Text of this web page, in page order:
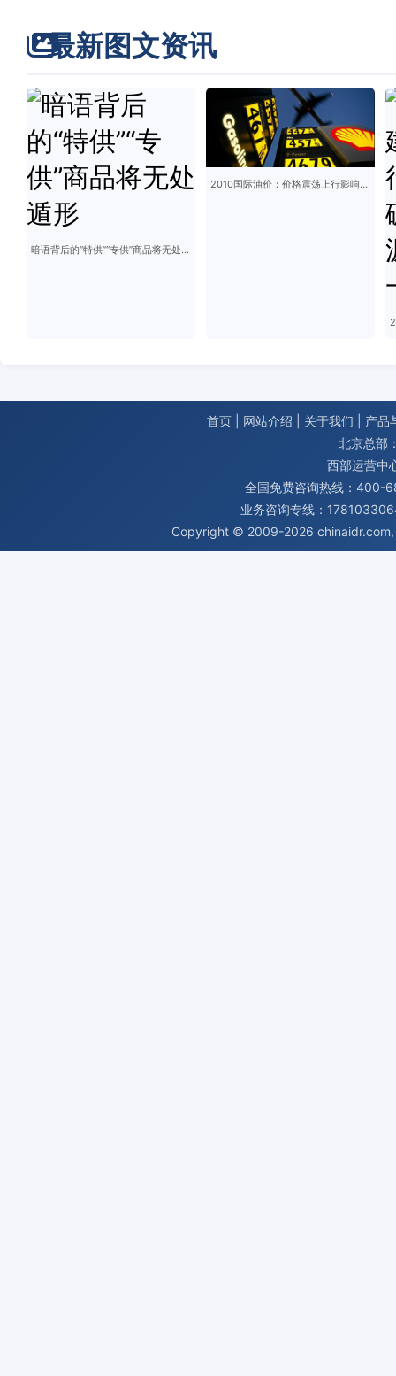
最新图文资讯
暗语背后的“特供”“专供”商品将无处遁形
2010国际油价：价格震荡上行影响几何？
首页 网站介绍 关于我们
产品
北京总部
西部运营中
全国免费咨询热线：400-
业务咨询专线：
Copyright © 2009-2026 chinaidr.com